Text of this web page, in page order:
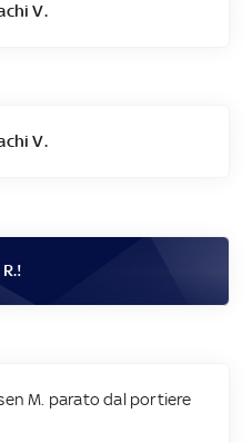
V.
V.
!
M. parato dal portiere